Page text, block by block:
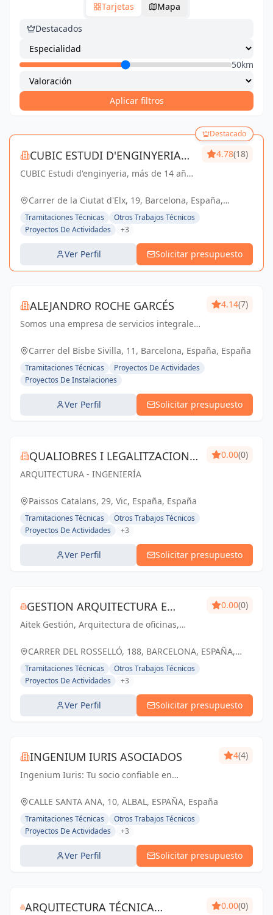
Tarjetas
Mapa
Destacados
50km
Aplicar filtros
Destacado
CUBIC ESTUDI D'ENGINYERIA
S.L.
CUBIC Estudi d'enginyeria, más de 14 años
Ingeniería con una trayectoria sólida y
4.78(18)
Carrer de la Ciutat d'Elx, 19, Barcelona, España,
España
Tramitaciones Técnicas
Otros Trabajos Técnicos
Proyectos De Actividades
+3
Ver Perfil Solicitar presupuesto
ALEJANDRO ROCHE GARCÉS
Somos una empresa de servicios integrales
necesidades técnicas de nuestr@s clientes
conocimie...
4.14(7)
Carrer del Bisbe Sivilla, 11, Barcelona, España, España
Tramitaciones Técnicas
Proyectos De Actividades
Proyectos De Instalaciones
Ver Perfil Solicitar presupuesto
QUALIOBRES I LEGALITZACIONS
SL
ARQUITECTURA - INGENIERÍA
0.00(0)
Paissos Catalans, 29, Vic, España, España
Tramitaciones Técnicas
Otros Trabajos Técnicos
Proyectos De Actividades
+3
Ver Perfil Solicitar presupuesto
GESTION ARQUITECTURA E
INGENIERIA AITEK SL
Aitek Gestión, Arquitectura de oficinas,
0.00(0)
CARRER DEL ROSSELLÓ, 188, BARCELONA, ESPAÑA,
España
Tramitaciones Técnicas
Otros Trabajos Técnicos
Proyectos De Actividades
+3
Ver Perfil Solicitar presupuesto
INGENIUM IURIS ASOCIADOS
Ingenium Iuris: Tu socio confiable en
Soluciones profesionales para proyectos
4(4)
CALLE SANTA ANA, 10, ALBAL, ESPAÑA, España
Tramitaciones Técnicas
Otros Trabajos Técnicos
Proyectos De Actividades
+3
Ver Perfil Solicitar presupuesto
ARQUITECTURA TÉCNICA
0.00(0)